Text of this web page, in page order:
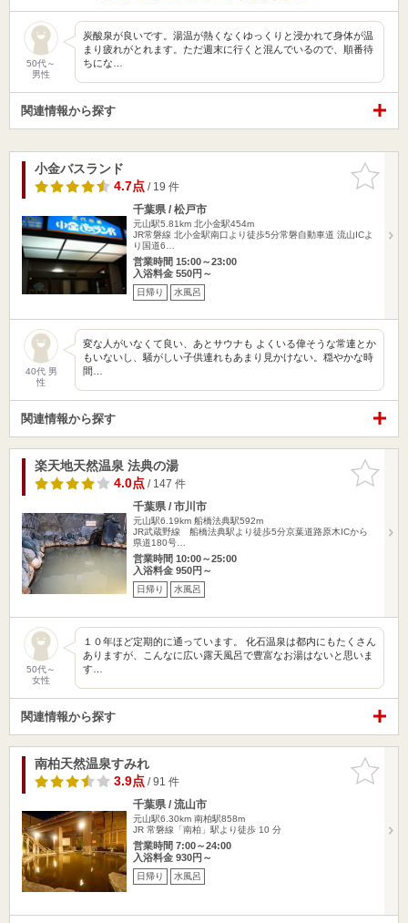
50代～
男性
炭酸泉が良いです。湯温が熱くなくゆっくりと浸かれて身体が温
まり疲れがとれます。ただ週末に行くと混んでいるので、順番待
ちにな…
関連情報から探す
お気に入
りに追加
小金バスランド
4.7点/ 19 件
千葉県 / 松戸市
元山駅5.81km 北小金駅454m
JR常磐線 北小金駅南口より徒歩5分常磐自動車道 流山ICよ
り国道6…
営業時間 15:00～23:00
入浴料金 550円～
日帰り 水風呂
40代 男
性
変な人がいなくて良い、あとサウナも よくいる偉そうな常連とか
もいないし、騒がしい子供連れもあまり見かけない。穏やかな時
間…
関連情報から探す
お気に入
りに追加
楽天地天然温泉 法典の湯
4.0点/ 147 件
千葉県 / 市川市
元山駅6.19km 船橋法典駅592m
JR武蔵野線 船橋法典駅より徒歩5分京葉道路原木ICから
県道180号…
営業時間 10:00～25:00
入浴料金 950円～
日帰り 水風呂
50代～
女性
１０年ほど定期的に通っています。 化石温泉は都内にもたくさん
ありますが、こんなに広い露天風呂で豊富なお湯はないと思いま
す…
関連情報から探す
お気に入
りに追加
南柏天然温泉すみれ
3.9点/ 91 件
千葉県 / 流山市
元山駅6.30km 南柏駅858m
JR 常磐線「南柏」駅より徒歩 10 分
営業時間 7:00～24:00
入浴料金 930円～
日帰り 水風呂